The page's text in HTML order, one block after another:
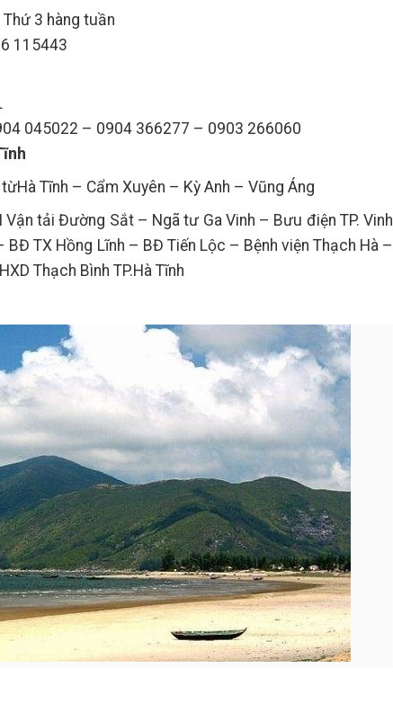
3 hàng tuần
115443
045022 – 0904 366277 – 0903 266060
Tĩnh – Cẩm Xuyên – Kỳ Anh – Vũng Áng
tải Đường Sắt – Ngã tư Ga Vinh – Bưu điện TP. Vinh
TX Hồng Lĩnh – BĐ Tiến Lộc – Bệnh viện Thạch Hà –
Thạch Bình TP.Hà Tĩnh